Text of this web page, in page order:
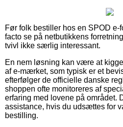
Før folk bestiller hos en SPOD e-
facto se på netbutikkens
tvivl ikke særlig interessant.
En nem løsning kan være at
af e-mærket, som typisk er et
efterfølger de officielle danske
shoppen ofte monitoreres af
erfaring med lovene på området.
assistance, hvis du udsættes for
bestilling.